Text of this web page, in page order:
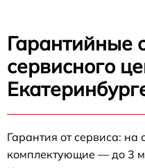
Гарантийные
сервисного
Гарантия от сервиса:
комплектующие — до 3